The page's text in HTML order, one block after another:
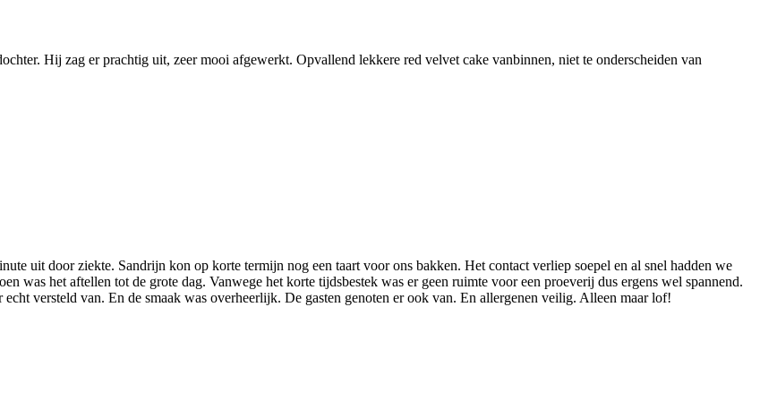
Hij zag er prachtig uit, zeer mooi afgewerkt. Opvallend lekkere red velvet cake vanbinnen, niet te onderscheiden van
uit door ziekte. Sandrijn kon op korte termijn nog een taart voor ons bakken. Het contact verliep soepel en al snel hadden we
was het aftellen tot de grote dag. Vanwege het korte tijdsbestek was er geen ruimte voor een proeverij dus ergens wel spannend.
versteld van. En de smaak was overheerlijk. De gasten genoten er ook van. En allergenen veilig. Alleen maar lof!